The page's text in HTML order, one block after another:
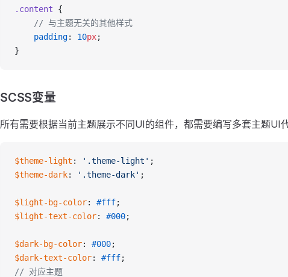
.content {
    // 与主题无关的其他样式
    padding
: 10px;
}
SCSS变量
所有需要根据当前主题展示不同UI的组件，都需要编写多套主题
$theme-light : '.theme-light' ;
$theme-dark: '.theme-dark' ;
$light-bg-color: #fff;
$light-text-color: #000;
$dark-bg-color: #000;
$dark-text-color: #fff;
// 对应主题